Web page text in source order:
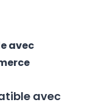
avec
avec